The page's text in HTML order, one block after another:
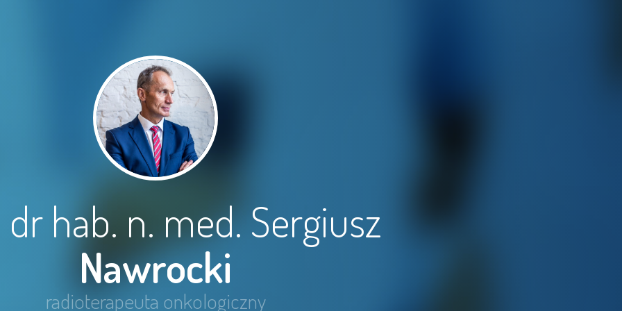
hab. n. med. Sergiusz
Nawrocki
radioterapeuta onkologiczny